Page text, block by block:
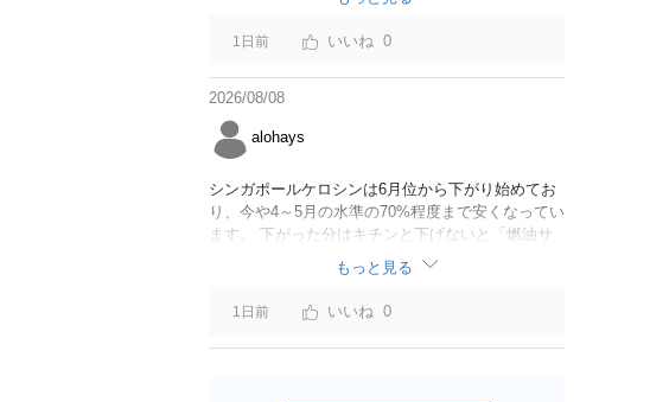
機材を当て、少ない路線には小型機材を当てるな
ど、席数を調整するにはリース契約の方が対応しや
すいと思いました。
1日前 0
2026/08/08
alohays
シンガポールケロシンは6月位から下がり始めてお
り、今や4～5月の水準の70%程度まで安くなってい
ます。 下がった分はキチンと下げないと「燃油サ
ーチャージ＝利益」と判断されますよ。
もっと見る
1日前 0